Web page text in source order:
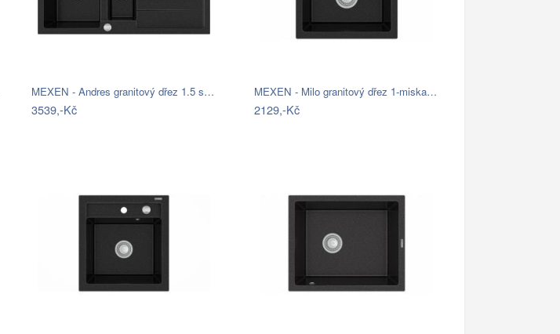
MEXEN - Andres granitový dřez 1.5 s…
3539,-Kč
MEXEN - Milo granitový dřez 1-miska…
2129,-Kč